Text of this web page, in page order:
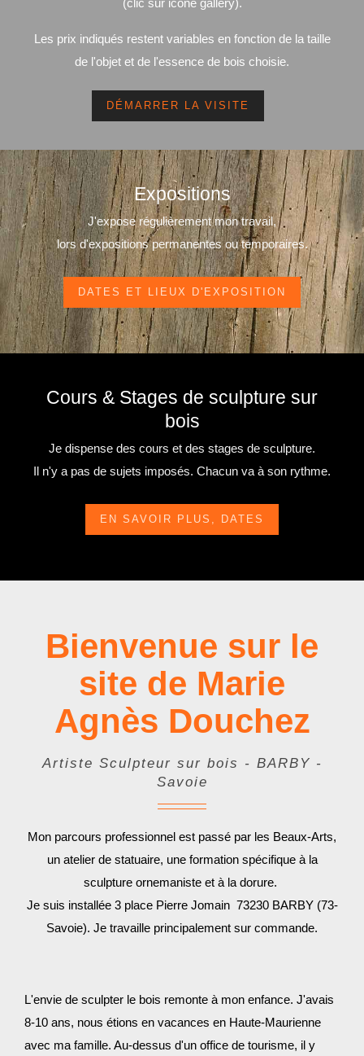
Les prix indiqués restent variables en fonction de la taille
de l'objet et de l'essence de bois choisie.
DÉMARRER LA VISITE
Expositions
J'expose régulièrement mon travail,
lors d'expositions permanentes ou temporaires.
DATES ET LIEUX D'EXPOSITION
Cours & Stages de sculpture sur
bois
Je dispense des cours et des stages de sculpture.
Il n'y a pas de sujets imposés. Chacun va à son rythme.
EN SAVOIR PLUS, DATES
Bienvenue sur le
site de Marie
Agnès Douchez
Artiste Sculpteur sur bois - BARBY -
Savoie
Mon parcours professionnel est passé par les Beaux-Arts,
un atelier de statuaire, une formation spécifique à la
sculpture ornemaniste et à la dorure.
Je suis installée 3 place Pierre Jomain 73230 BARBY (73-
Savoie). Je travaille principalement sur commande.
L'envie de sculpter le bois remonte à mon enfance. J'avais
8-10 ans, nous étions en vacances en Haute-Maurienne
avec ma famille. Au-dessus d'un office de tourisme, il y